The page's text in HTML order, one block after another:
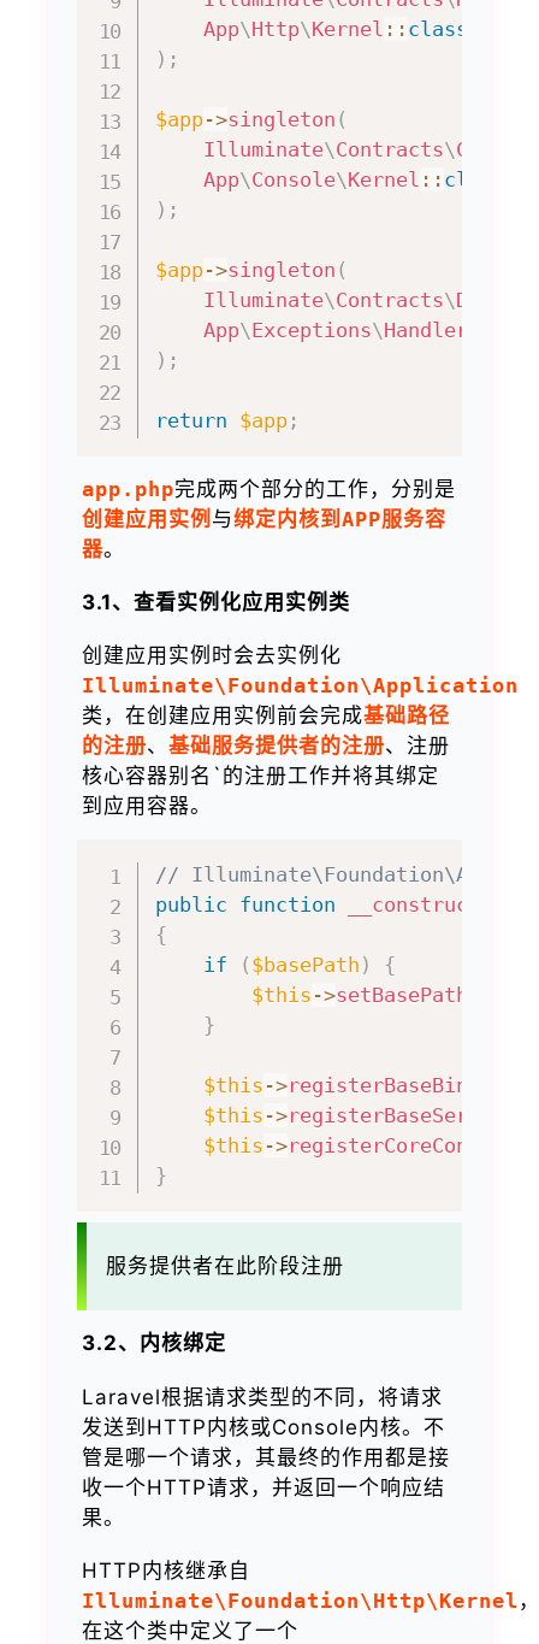
App\Http\Kernel :: class
) ;
$app->singleton (
Illuminate\Contracts\Console
App\Console\Kernel :: class
) ;
$app->singleton (
Illuminate\Contracts\Debug
App\Exceptions\Handler
) ;
return $app;
app.php完成两个部分的工作，分别是
创建应用实例 与绑定内核到APP服务容
器。
3.1、查看实例化应用实例类
创建应用实例时会去实例化
Illuminate\Foundation\Application
类，在创建应用实例前会完成基础路径
的注册、 基础服务提供者的注册、注册
核心容器别名`的注册工作并将其绑定
到应用容器。
//
public function __construct
{
if
( $basePath )
{
$this ->setBasePath
}
$this ->registerBaseBindings
$this ->
$this ->
}
服务提供者在此阶段注册
3.2、内核绑定
Laravel根据请求类型的不同，将请求
发送到HTTP内核或Console内核。不
管是哪一个请求，其最终的作用都是接
收一个HTTP请求，并返回一个响应结
果。
HTTP内核继承自
Illuminate\Foundation\Http\Kernel ，
在这个类中定义了一个